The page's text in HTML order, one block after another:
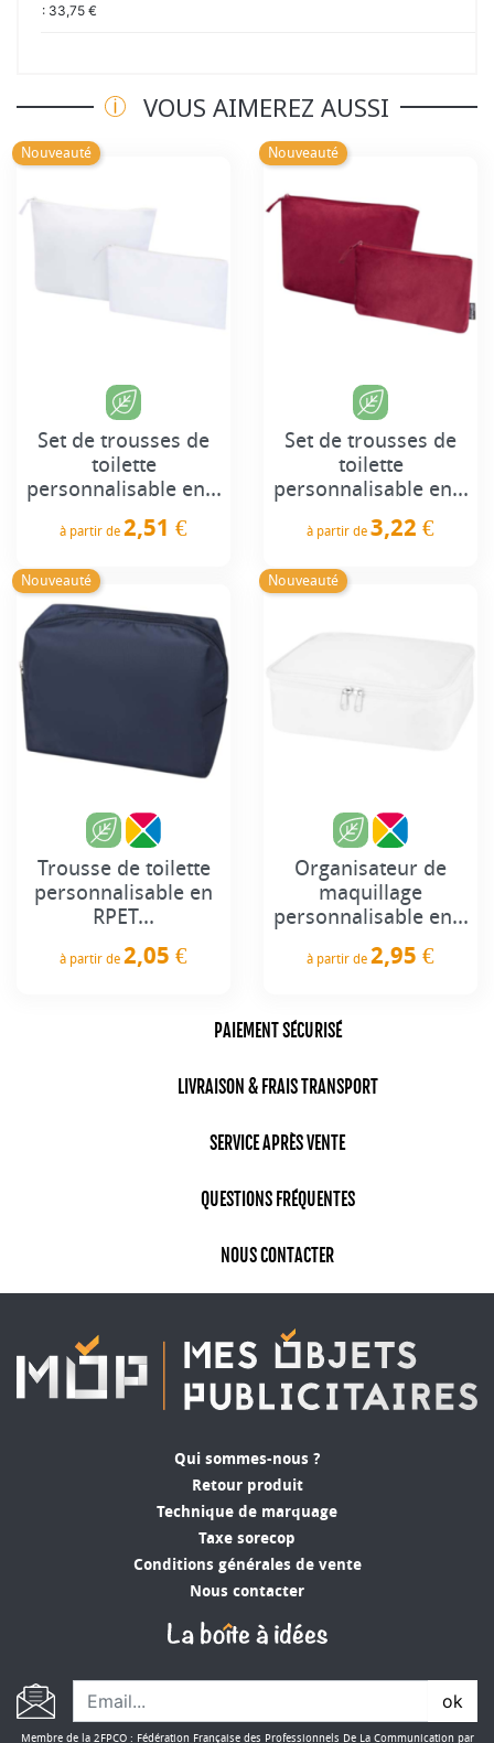
: 33,75 €
VOUS AIMEREZ AUSSI
Nouveauté
Set de trousses de
toilette
personnalisable en...
à partir de 2,51 €
Nouveauté
Set de trousses de
toilette
personnalisable en...
à partir de 3,22 €
Nouveauté
Trousse de toilette
personnalisable en
RPET...
à partir de 2,05 €
Nouveauté
Organisateur de
maquillage
personnalisable en...
à partir de 2,95 €
PAIEMENT SÉCURISÉ
LIVRAISON & FRAIS TRANSPORT
SERVICE APRÈS VENTE
QUESTIONS FRÉQUENTES
NOUS CONTACTER
Qui sommes-nous ?
Retour produit
Technique de marquage
Taxe sorecop
Conditions générales de vente
Nous contacter
ok
Membre de la 2FPCO : Fédération Française des Professionnels De La Communication par